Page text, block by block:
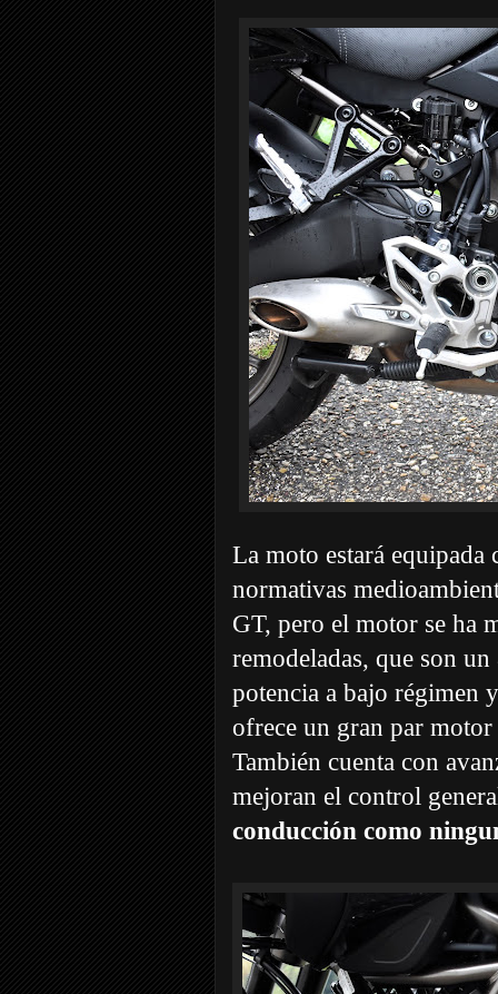
La moto estará
normativas
GT, pero el motor se ha
remodeladas, que son
potencia a bajo régimen
ofrece un gran par
También cuenta con
mejoran el control
conducción como